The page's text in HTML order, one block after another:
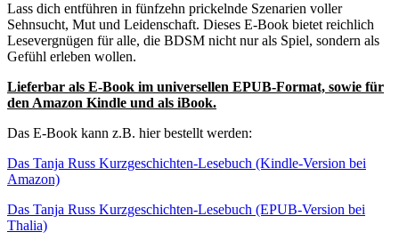
Lass dich entführen in fünfzehn prickelnde Szenarien voller
Sehnsucht, Mut und Leidenschaft. Dieses E-Book bietet reichlich
Lesevergnügen für alle, die BDSM nicht nur als Spiel, sondern als
Gefühl erleben wollen.
Lieferbar als E-Book im universellen EPUB-Format, sowie für
den Amazon Kindle und als iBook.
Das E-Book kann z.B. hier bestellt werden:
Das Tanja Russ Kurzgeschichten-Lesebuch (Kindle-Version bei
Amazon)
Das Tanja Russ Kurzgeschichten-Lesebuch (EPUB-Version bei
Thalia)